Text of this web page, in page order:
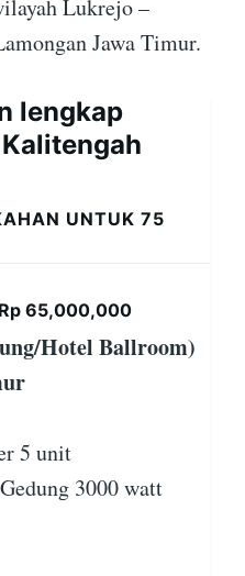
Lukrejo –
Jawa Timur.
lengkap
UNTUK 75
65,000,000
Hotel Ballroom)
5 unit
3000 watt